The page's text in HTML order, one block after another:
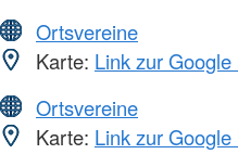
Ortsvereine
Karte: Link zur
Ortsvereine
Karte: Link zur